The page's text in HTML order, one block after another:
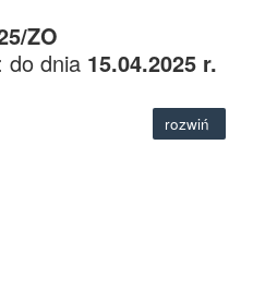
ZO
do dnia 15.04.2025 r.
rozwiń